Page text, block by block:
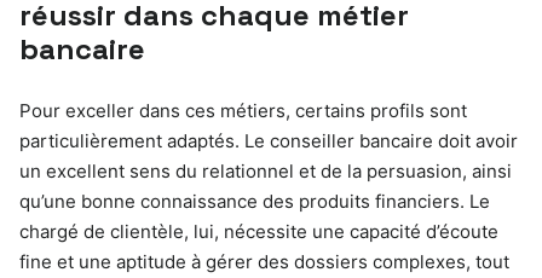
réussir dans chaque métier
bancaire
Pour exceller dans ces métiers, certains profils sont
particulièrement adaptés. Le conseiller bancaire doit avoir
un excellent sens du relationnel et de la persuasion, ainsi
qu’une bonne connaissance des produits financiers. Le
chargé de clientèle, lui, nécessite une capacité d’écoute
fine et une aptitude à gérer des dossiers complexes, tout